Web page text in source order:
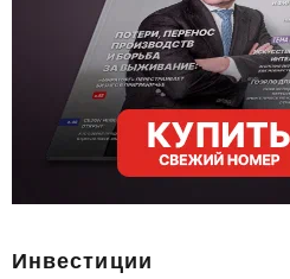
Инвестиции